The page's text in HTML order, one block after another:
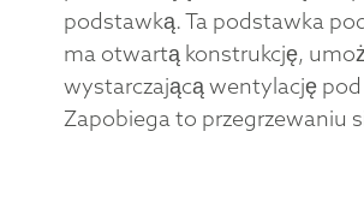
podstawką. Ta podstawka
ma otwartą konstrukcję,
wystarczającą wentylację
Zapobiega to przegrzewaniu